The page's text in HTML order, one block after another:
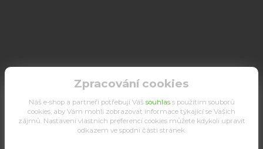
Zpracování cookies
Náš e-shop a partneři potřebují Váš souhlass použitím souborů
cookies, aby Vám mohli zobrazovat informace týkající se Vašich
zájmů. Nastavení vlastních preferencí cookies můžete kdykoli upravit
odkazem ve spodní části stránek.